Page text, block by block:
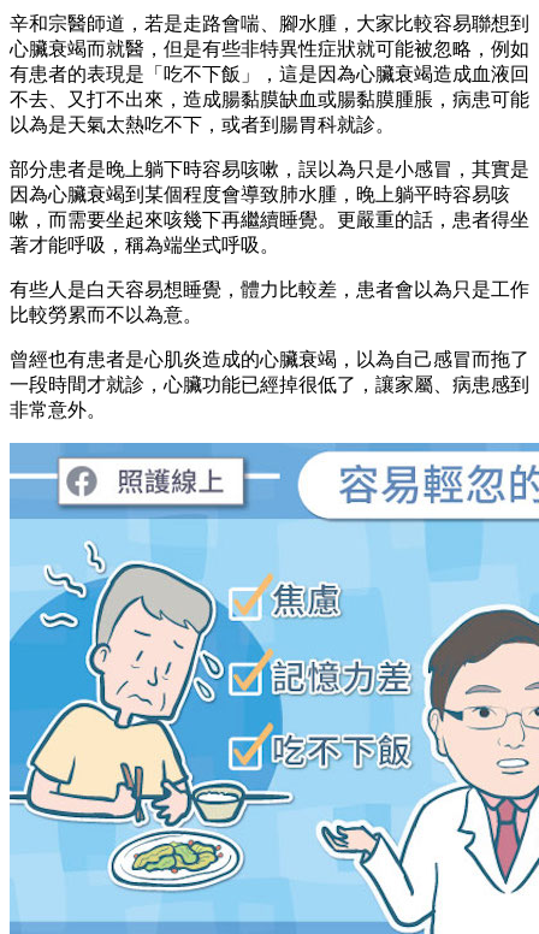
辛和宗醫師道，若是走路會喘、腳水腫，大家比較容易聯想到
心臟衰竭而就醫，但是有些非特異性症狀就可能被忽略，例如
有患者的表現是「吃不下飯」，這是因為心臟衰竭造成血液回
不去、又打不出來，造成腸黏膜缺血或腸黏膜腫脹，病患可能
以為是天氣太熱吃不下，或者到腸胃科就診。
部分患者是晚上躺下時容易咳嗽，誤以為只是小感冒，其實是
因為心臟衰竭到某個程度會導致肺水腫，晚上躺平時容易咳
嗽，而需要坐起來咳幾下再繼續睡覺。更嚴重的話，患者得坐
著才能呼吸，稱為端坐式呼吸。
有些人是白天容易想睡覺，體力比較差，患者會以為只是工作
比較勞累而不以為意。
曾經也有患者是心肌炎造成的心臟衰竭，以為自己感冒而拖了
一段時間才就診，心臟功能已經掉很低了，讓家屬、病患感到
非常意外。